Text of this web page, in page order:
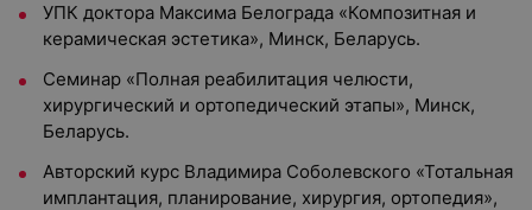
УПК доктора Максима Белограда «Композитная и
керамическая эстетика», Минск, Беларусь.
Семинар «Полная реабилитация челюсти,
хирургический и ортопедический этапы», Минск,
Беларусь.
Авторский курс Владимира Соболевского «Тотальная
имплантация, планирование, хирургия, ортопедия»,